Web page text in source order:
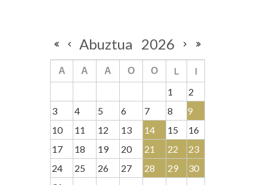
Abuztua 2026
A A A O O L
I
1
2
3
4 5 6 7 8
9
10
11 12 13 14 15
16
17
18 19 20 21 22
23
24
25 26 27 28 29
30